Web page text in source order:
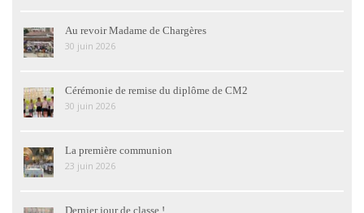
Au revoir Madame de Chargères
30 juin 2026
Cérémonie de remise du diplôme de CM2
30 juin 2026
La première communion
23 juin 2026
Dernier jour de classe !